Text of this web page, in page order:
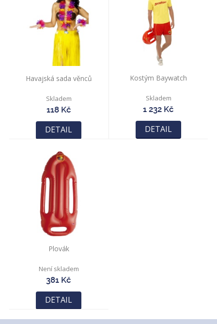
Havajská sada věnců
Skladem
118 Kč
DETAIL
Kostým Baywatch
Skladem
1 232 Kč
DETAIL
Plovák
Není skladem
381 Kč
DETAIL